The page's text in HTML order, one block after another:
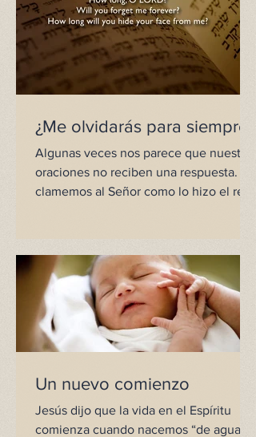
¿Me olvidarás para siempre?
Algunas veces nos parece que nuestras
oraciones no reciben una respuesta. Tal
clamemos al Señor como lo hizo el rey
Un nuevo comienzo
Jesús dijo que la vida en el Espíritu
comienza cuando nacemos “de agua y